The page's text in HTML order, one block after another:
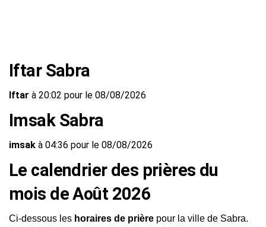
Iftar Sabra
Iftar à 20:02 pour le 08/08/2026
Imsak Sabra
imsak à 04:36 pour le 08/08/2026
Le calendrier des prières du
mois de Août 2026
Ci-dessous les horaires de prière pour la ville de Sabra.